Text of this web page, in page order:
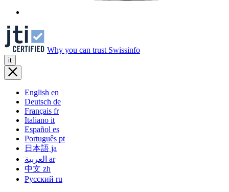
Why you can trust Swissinfo
it
English en
Deutsch de
Français fr
Italiano it
Español es
Português pt
日本語 ja
ar
中文 zh
Русский ru